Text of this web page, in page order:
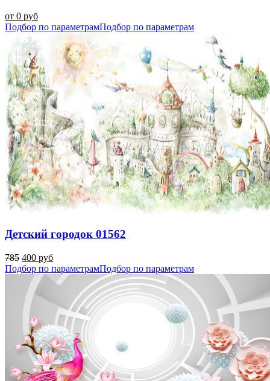
от 0 руб
Подбор по параметрамПодбор по параметрам
Детский городок 01562
785 400 руб
Подбор по параметрамПодбор по параметрам